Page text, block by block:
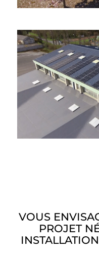
VOUS
PROJET